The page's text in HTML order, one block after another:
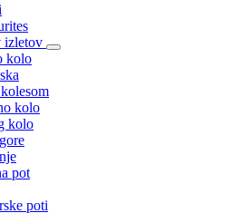
izletov
kolo
kolo
kolo
pot
poti